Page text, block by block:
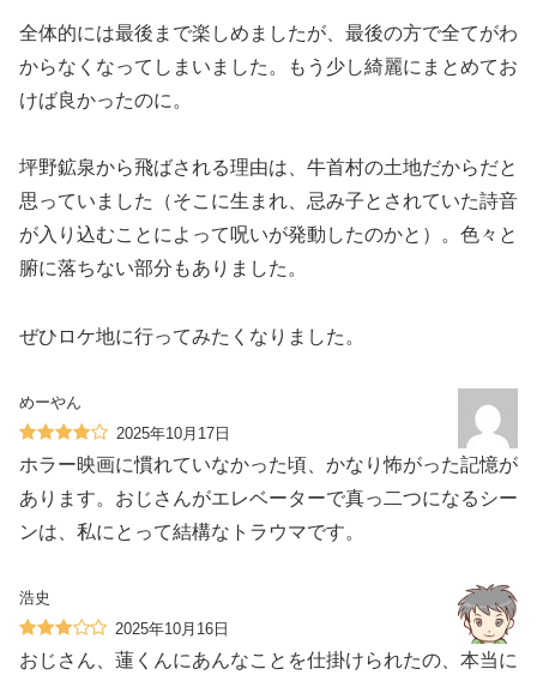
全体的には最後まで楽しめましたが、最後の方で全てがわ
からなくなってしまいました。もう少し綺麗にまとめてお
けば良かったのに。
坪野鉱泉から飛ばされる理由は、牛首村の土地だからだと
思っていました（そこに生まれ、忌み子とされていた詩音
が入り込むことによって呪いが発動したのかと）。色々と
腑に落ちない部分もありました。
ぜひロケ地に行ってみたくなりました。
めーやん
2025年10月17日
ホラー映画に慣れていなかった頃、かなり怖がった記憶が
あります。おじさんがエレベーターで真っ二つになるシー
ンは、私にとって結構なトラウマです。
浩史
2025年10月16日
おじさん、蓮くんにあんなことを仕掛けられたの、本当に